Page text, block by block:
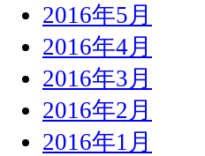
2016年5月
2016年4月
2016年3月
2016年2月
2016年1月